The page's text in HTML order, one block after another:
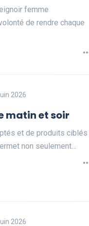
femme
de rendre chaque
2026
matin et soir
et de produits ciblés
non seulement…
2026